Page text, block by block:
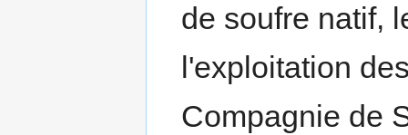
de soufre natif,
l'exploitation
Compagnie de